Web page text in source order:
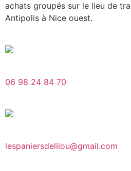
achats groupés sur le lieu de
Antipolis à Nice ouest.
06 98 24 84 70
lespaniersdelilou@gmail.com